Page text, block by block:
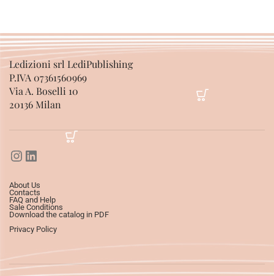
Ledizioni srl LediPublishing
P.IVA 07361560969
Via A. Boselli 10
20136 Milan
About Us
Contacts
FAQ and Help
Sale Conditions
Download the catalog in PDF
Privacy Policy